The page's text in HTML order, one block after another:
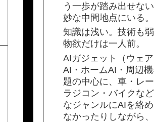
う一歩が踏み出せな
妙な中間地点にいる。
知識は浅い。技術も
物欲だけは一人前。
AIガジェット（ウェ
AI・ホームAI・周辺
題の中心に、車・レ
ラジコン・バイクな
なジャンルにAIを絡
なかったりしながら